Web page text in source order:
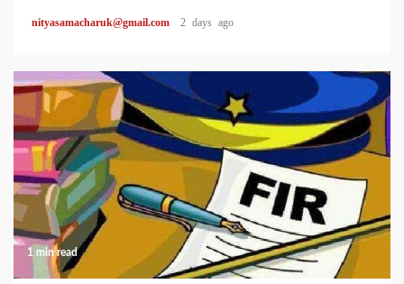
nityasamacharuk@gmail.com 2 days ago
1 min read